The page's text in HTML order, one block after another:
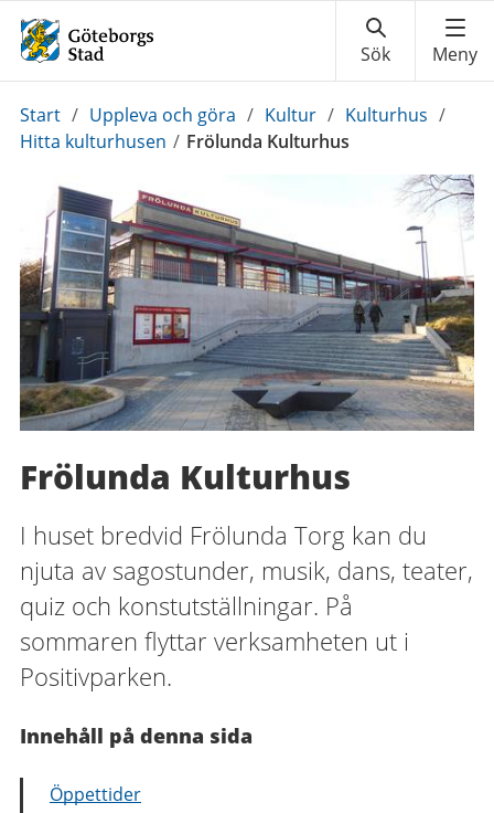
Du
är
Start / Uppleva och göra / Kultur / Kulturhus /
Hitta kulturhusen / Frölunda Kulturhus
Frölunda Kulturhus
I huset bredvid Frölunda Torg kan du
njuta av sagostunder, musik, dans, teater,
quiz och konstutställningar. På
sommaren flyttar verksamheten ut i
Positivparken.
Innehåll på denna sida
Öppettider